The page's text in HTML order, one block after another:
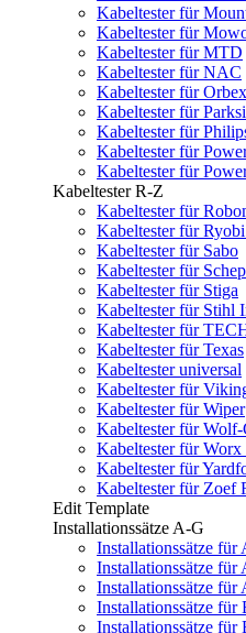
Kabeltester für
Kabeltester für
Kabeltester für MTD
Kabeltester für NAC
Kabeltester für Orbex
Kabeltester für
Kabeltester für
Kabeltester für
Kabeltester für
Kabeltester R-Z
Kabeltester für
Kabeltester für
Kabeltester für Sabo
Kabeltester für
Kabeltester für Stiga
Kabeltester für Stihl
Kabeltester für
Kabeltester für Texas
Kabeltester universal
Kabeltester für
Kabeltester für Wiper
Kabeltester für Wolf-
Kabeltester für
Kabeltester für
Kabeltester für Zoef
Edit Template
Installationssätze A-G
Installationssätze
Installationssätze für
Installationssätze für
Installationssätze für
Installationssätze